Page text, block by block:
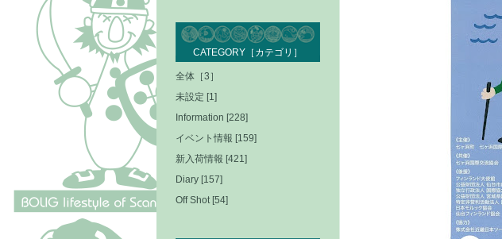
CATEGORY［カテゴリ］
全体［3］
未設定 [1]
Information [228]
イベント情報 [159]
新入荷情報 [421]
Diary [157]
Off Shot [54]